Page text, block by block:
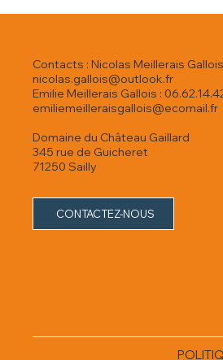
Contacts : Nicolas Meillerais
nicolas.gallois@outlook.fr
Emilie Meillerais Gallois :
emiliemeilleraisgallois@ecomail.fr
Domaine du Château Gaillard
345 rue de Guicheret
71250 Sailly
CONTACTEZ-NOUS